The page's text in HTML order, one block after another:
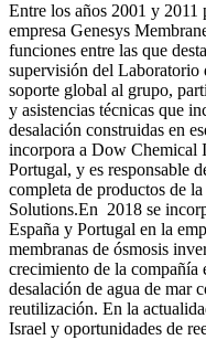
Entre los años 2001 y 2011
empresa Genesys
funciones entre las que
supervisión del Laboratorio
soporte global al grupo,
y asistencias técnicas que
desalación construidas en
incorpora a Dow Chemical
Portugal, y es responsable
completa de productos de
Solutions.En 2018 se
España y Portugal en la
membranas de ósmosis
crecimiento de la compañía
desalación de agua de mar
reutilización. En la
Israel y oportunidades de